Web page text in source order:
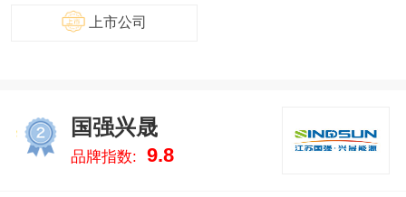
上市公司
2
国强兴晟
品牌指数: 9.8